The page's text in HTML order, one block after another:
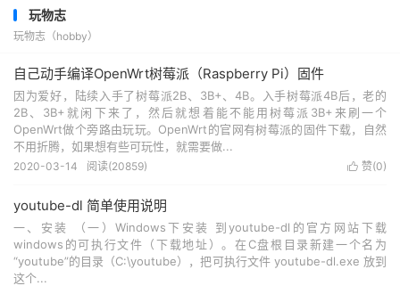
玩物志
玩物志（hobby）
自己动手编译OpenWrt树莓派（Raspberry Pi）固件
因为爱好，陆续入手了树莓派2B、3B+、4B。入手树莓派4B后，老的
2B、3B+就闲下来了，然后就想着能不能用树莓派3B+来刷一个
OpenWrt做个旁路由玩玩。OpenWrt的官网有树莓派的固件下载，自然
不用折腾，如果想有些可玩性，就需要做...
 赞(0)
2020-03-14 阅读(20859)
youtube-dl 简单使用说明
一、安装 （一）Windows下安装 到youtube-dl的官方网站下载
windows的可执行文件（下载地址）。在C盘根目录新建一个名为
“youtube”的目录（C:\youtube），把可执行文件 youtube-dl.exe 放到
这个...